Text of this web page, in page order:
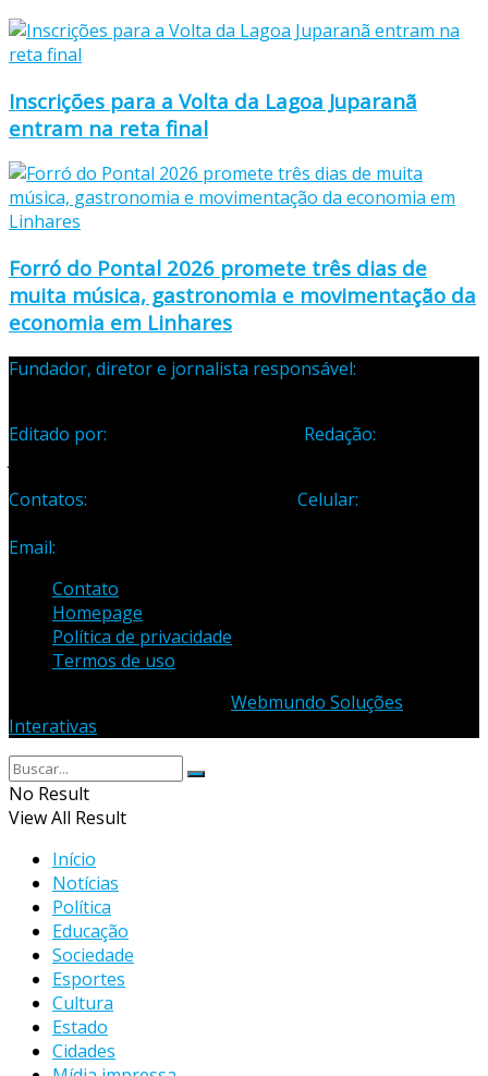
Inscrições para a Volta da Lagoa Juparanã
entram na reta final
Forró do Pontal 2026 promete três dias de
muita música, gastronomia e movimentação da
economia em Linhares
Fundador, diretor e jornalista responsável:
Editado por:
Redação:
Contatos:
Celular:
Email:
Contato
Homepage
Política de privacidade
Termos de uso
Webmundo Soluções
Interativas
No Result
View All Result
Início
Notícias
Política
Educação
Sociedade
Esportes
Cultura
Estado
Cidades